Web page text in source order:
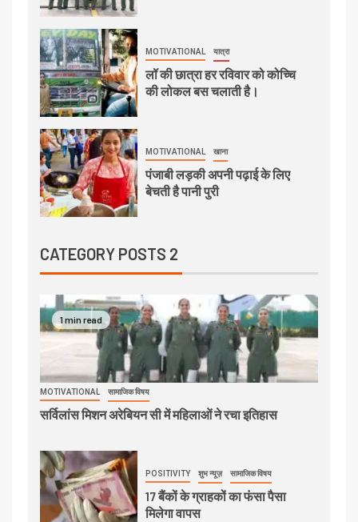
MOTIVATIONAL यात्रा
लॉ की छात्रा हर रविवार को कोच्चि
की लोकल बस चलाती है।
MOTIVATIONAL खाना
पंजाबी लड़की अपनी पढ़ाई के लिए
बेचती है पानी पुरी
CATEGORY POSTS 2
1 min read
MOTIVATIONAL सामाजिक विषय
सर्विलांस मिशन अरेबियन सी में महिलाओं ने रचा इतिहास
POSITIVITY शुभ न्यूज़ सामाजिक विषय
17 बैंकों के ग्राहकों का फंसा पैसा
मिलेगा वापस